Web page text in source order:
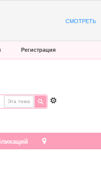
СМОТРЕТЬ
Регистрация
Эта тема